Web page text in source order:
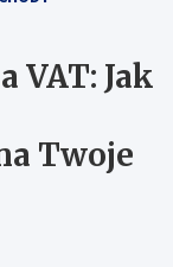
VAT: Jak
Twoje